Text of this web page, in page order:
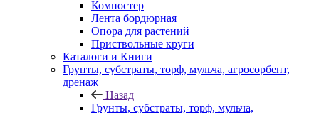
Компостер
Лента бордюрная
Опора для растений
Приствольные круги
Каталоги и Книги
Грунты, субстраты, торф, мульча, агросорбент,
дренаж
Назад
Грунты, субстраты, торф, мульча,